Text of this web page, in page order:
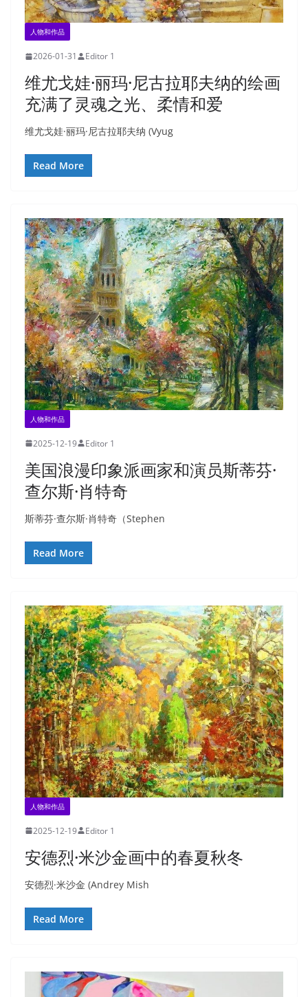
人物和作品
2026-01-31 Editor 1
维尤戈娃·丽玛·尼古拉耶夫纳的绘画
充满了灵魂之光、柔情和爱
维尤戈娃·丽玛·尼古拉耶夫纳 (Vyug
Read More
人物和作品
2025-12-19 Editor 1
美国浪漫印象派画家和演员斯蒂芬·
查尔斯·肖特奇
斯蒂芬·查尔斯·肖特奇（Stephen
Read More
人物和作品
2025-12-19 Editor 1
安德烈·米沙金画中的春夏秋冬
安德烈·米沙金 (Andrey Mish
Read More